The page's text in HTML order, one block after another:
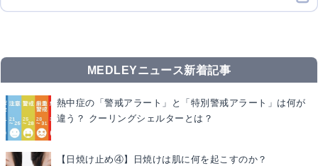
MEDLEYニュース新着記事
熱中症の「警戒アラート」と「特別警戒アラート」は何が
違う？ クーリングシェルターとは？
【日焼け止め④】日焼けは肌に何を起こすのか？